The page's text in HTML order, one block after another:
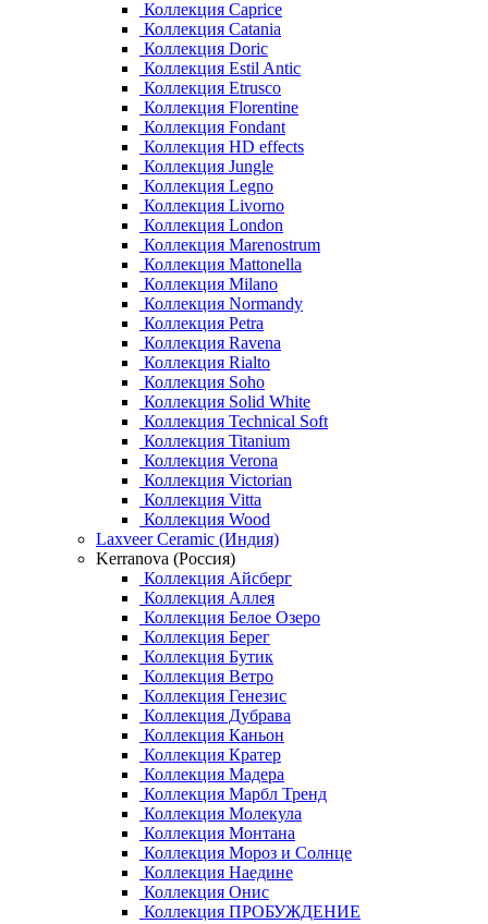
Коллекция Caprice
Коллекция Catania
Коллекция Doric
Коллекция Estil Antic
Коллекция Etrusco
Коллекция Florentine
Коллекция Fondant
Коллекция HD effects
Коллекция Jungle
Коллекция Legno
Коллекция Livorno
Коллекция London
Коллекция Marenostrum
Коллекция Mattonella
Коллекция Milano
Коллекция Normandy
Коллекция Petra
Коллекция Ravena
Коллекция Rialto
Коллекция Soho
Коллекция Solid White
Коллекция Technical Soft
Коллекция Titanium
Коллекция Verona
Коллекция Victorian
Коллекция Vitta
Коллекция Wood
Laxveer Ceramic (Индия)
Kerranova (Россия)
Коллекция Айсберг
Коллекция Аллея
Коллекция Белое Озеро
Коллекция Берег
Коллекция Бутик
Коллекция Ветро
Коллекция Генезис
Коллекция Дубрава
Коллекция Каньон
Коллекция Кратер
Коллекция Мадера
Коллекция Марбл Тренд
Коллекция Молекула
Коллекция Монтана
Коллекция Мороз и Солнце
Коллекция Наедине
Коллекция Онис
Коллекция ПРОБУЖДЕНИЕ